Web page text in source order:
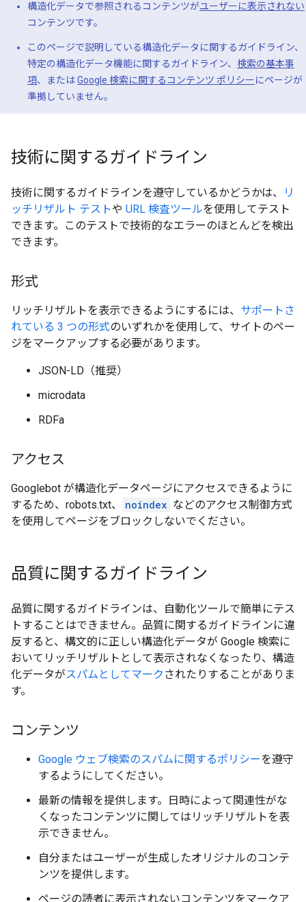
構造化データで参照されるコンテンツがユーザーに表示されない
コンテンツです。
このページで説明している構造化データに関するガイドライン、
特定の構造化データ機能に関するガイドライン、 検索の基本事
項、またはGoogle 検索に関するコンテンツ ポリシーにページが
準拠していません。
技術に関するガイドライン
技術に関するガイドラインを遵守しているかどうかは、
リ
ッチリザルト テストや URL 検査ツールを使用してテスト
できます。このテストで技術的なエラーのほとんどを検出
できます。
形式
リッチリザルトを表示できるようにするには、 サポートさ
れている 3 つの形式のいずれかを使用して、サイトのペー
ジをマークアップする必要があります。
JSON-LD（推奨）
microdata
RDFa
アクセス
Googlebot が構造化データページにアクセスできるように
するため、robots.txt、
noindex などのアクセス制御方式
を使用してページをブロックしないでください。
品質に関するガイドライン
品質に関するガイドラインは、自動化ツールで簡単にテス
トすることはできません。品質に関するガイドラインに違
反すると、構文的に正しい構造化データが Google 検索に
おいてリッチリザルトとして表示されなくなったり、構造
化データがスパムとしてマーク されたりすることがありま
す。
コンテンツ
Google ウェブ検索のスパムに関するポリシーを遵守
するようにしてください。
最新の情報を提供します。日時によって関連性がな
くなったコンテンツに関してはリッチリザルトを表
示できません。
自分またはユーザーが生成したオリジナルのコンテ
ンツを提供します。
ページの読者に表示されないコンテンツをマークア